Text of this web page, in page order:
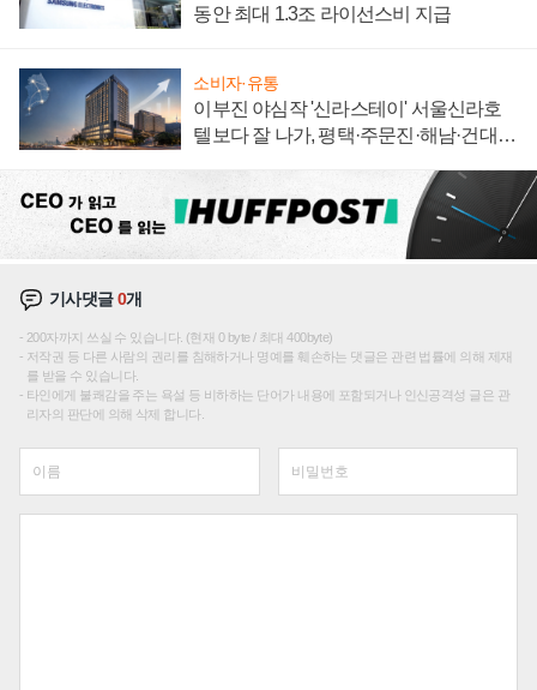
동안 최대 1.3조 라이선스비 지급
소비자·유통
이부진 야심작 '신라스테이' 서울신라호
텔보다 잘 나가, 평택·주문진·해남·건대로
기사댓글0개
200자까지 쓰실 수 있습니다. (현재 0 byte / 최대 400byte)
저작권 등 다른 사람의 권리를 침해하거나 명예를 훼손하는 댓글은 관련 법률에 의해 제재
를 받을 수 있습니다.
타인에게 불쾌감을 주는 욕설 등 비하하는 단어가 내용에 포함되거나 인신공격성 글은 관
리자의 판단에 의해 삭제 합니다.